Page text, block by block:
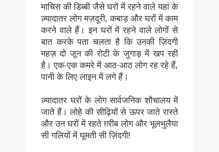
माचिस की डिब्बी जैसे घरों में रहने वाले यहां के
ज़्यादातर लोग मज़दूरी, कबाड़ और घरों में काम
करने वाले हैं। इन घरों में रहने वाले लोगों से
बात करके पता चलता है कि उनकी ज़िंदगी
महज़ दो जून की रोटी के जुगाड़ में खप रही
है। एक-एक कमरे में आठ-आठ लोग रह रहे हैं,
पानी के लिए लाइन में लगे हैं।
ज़्यादातर घरों के लोग सार्वजनिक शौचालय में
जाते हैं। लोहे की सीढ़ियों से ऊपर जाते रास्ते
और उन घरों में रहते ग़रीब लोग और भूलभुलैया
सी गलियों में घूमती सी ज़िंदगी!